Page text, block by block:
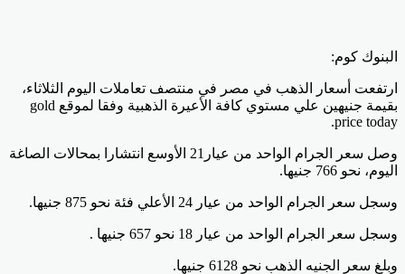
البنوك كوم:
ارتفعت أسعار الذهب في مصر في منتصف تعاملات اليوم الثلاثاء،
بقيمة جنيهين علي مستوي كافة الأعيرة الذهبية وفقا لموقع gold
price today.
وصل سعر الجرام الواحد من عيار21 الأوسع انتشارا بمحالات الصاغة
اليوم، نحو 766 جنيها.
وسجل سعر الجرام الواحد من عيار 24 الأعلي فئة نحو 875 جنيها.
وسجل سعر الجرام الواحد من عيار 18 نحو 657 جنيها .
وبلغ سعر الجنيه الذهب نحو 6128 جنيها.